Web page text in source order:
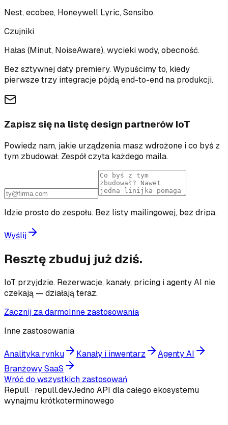
Nest, ecobee, Honeywell Lyric, Sensibo.
Czujniki
Hałas (Minut, NoiseAware), wycieki wody, obecność.
Bez sztywnej daty premiery. Wypuścimy to, kiedy
pierwsze trzy integracje pójdą end-to-end na produkcji.
Zapisz się na listę design partnerów IoT
Powiedz nam, jakie urządzenia masz wdrożone i co byś z
tym zbudował. Zespół czyta każdego maila.
Idzie prosto do zespołu. Bez listy mailingowej, bez dripa.
Wyślij
Resztę zbuduj już dziś.
IoT przyjdzie. Rezerwacje, kanały, pricing i agenty AI nie
czekają — działają teraz.
Zacznij za darmoInne zastosowania
Inne zastosowania
Analityka rynku Kanały i inwentarz
Agenty AI
Branżowy SaaS
Wróć do wszystkich zastosowań
Repull · repull.devJedno API dla całego ekosystemu
wynajmu krótkoterminowego